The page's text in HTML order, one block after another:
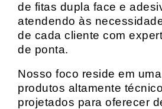
de fitas dupla face e
atendendo às
de cada cliente com
de ponta.
Nosso foco reside em
produtos altamente
projetados para oferecer